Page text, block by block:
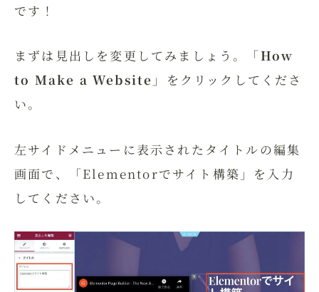
です！
まずは見出しを変更してみましょう。「How
to Make a Website 」をクリックしてくださ
い。
左サイドメニューに表示されたタイトルの編集
画面で、「Elementorでサイト構築」を入力
してください。